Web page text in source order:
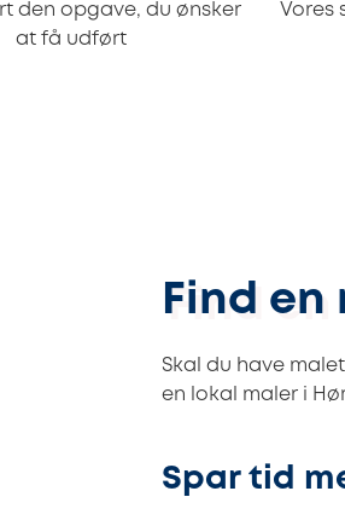
den opgave, du ønsker
at få udført
Vores
Find
Skal du have
en lokal maler i
Spar tid